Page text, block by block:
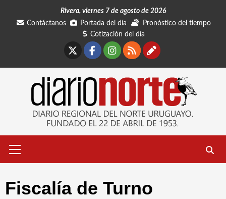
Rivera, viernes 7 de agosto de 2026
Contáctanos
Portada del día
Pronóstico del tiempo
Cotización del día
Facebook
Instagram
RSSContáctanos
primario
Fiscalía de Turno